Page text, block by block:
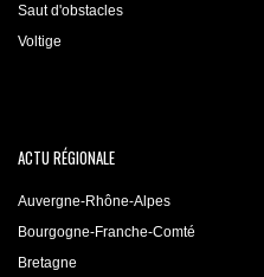
Saut d'obstacles
Voltige
ACTU RÉGIONALE
Auvergne-Rhône-Alpes
Bourgogne-Franche-Comté
Bretagne